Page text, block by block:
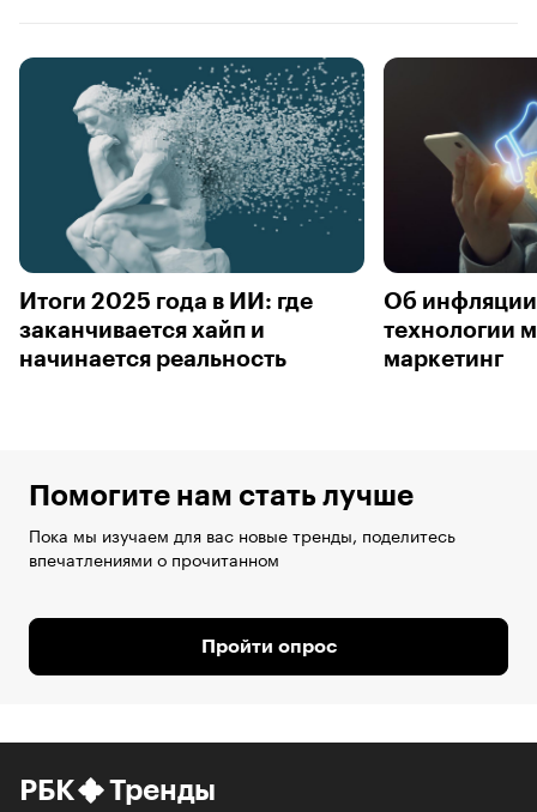
Итоги 2025 года в ИИ: где
заканчивается хайп и
начинается реальность
Об
технологии
маркетинг
Помогите нам стать лучше
Пока мы изучаем для вас новые тренды, поделитесь
впечатлениями о прочитанном
Пройти опрос
РБК Тренды